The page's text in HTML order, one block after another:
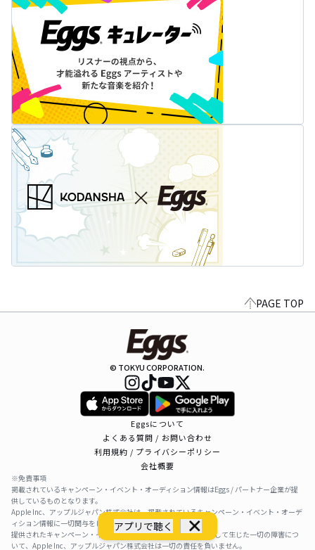
アプリで聴く
PAGE TOP
© TOKYU CORPORATION.
Eggsについて
よくある質問 / お問い合わせ
利用規約 / プライバシーポリシー
会社概要
※免責事項
掲載されているキャンペーン・イベント・オーディション情報はEggs / パートナー企業が提
供しているものとなります。
Apple Inc、アップルジャパン株式会社は、掲載されているキャンペーン・イベント・オーデ
ィション情報に一切関与をしておりません。
提供されたキャンペーン・イベント・オーディション情報を利用して生じた一切の障害につ
いて、Apple Inc、アップルジャパン株式会社は一切の責任を負いません。